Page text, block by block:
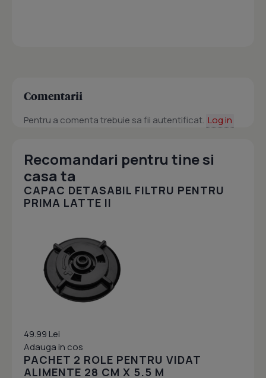
Comentarii
Pentru a comenta trebuie sa fii autentificat. Log in
Recomandari pentru tine si
casa ta
CAPAC DETASABIL FILTRU PENTRU
PRIMA LATTE II
49.99 Lei
Adauga in cos
PACHET 2 ROLE PENTRU VIDAT
ALIMENTE 28 CM X 5.5 M